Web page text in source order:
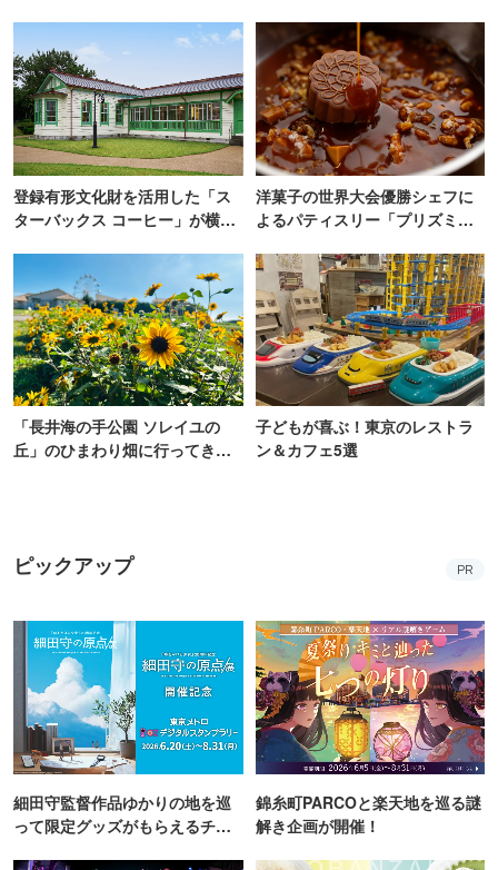
登録有形文化財を活用した「ス
ターバックス コーヒー」が横
洋菓子の世界大会優勝シェフに
よるパティスリー「プリズミッ
「長井海の手公園 ソレイユの
丘」のひまわり畑に行ってき
子どもが喜ぶ！東京のレストラ
ン＆カフェ5選
ピックアップ PR
細田守監督作品ゆかりの地を巡
って限定グッズがもらえるチャ
錦糸町PARCOと楽天地を巡る謎
解き企画が開催！